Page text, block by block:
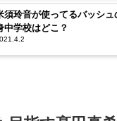
須玲音が使ってるバッシ
中学校はどこ？